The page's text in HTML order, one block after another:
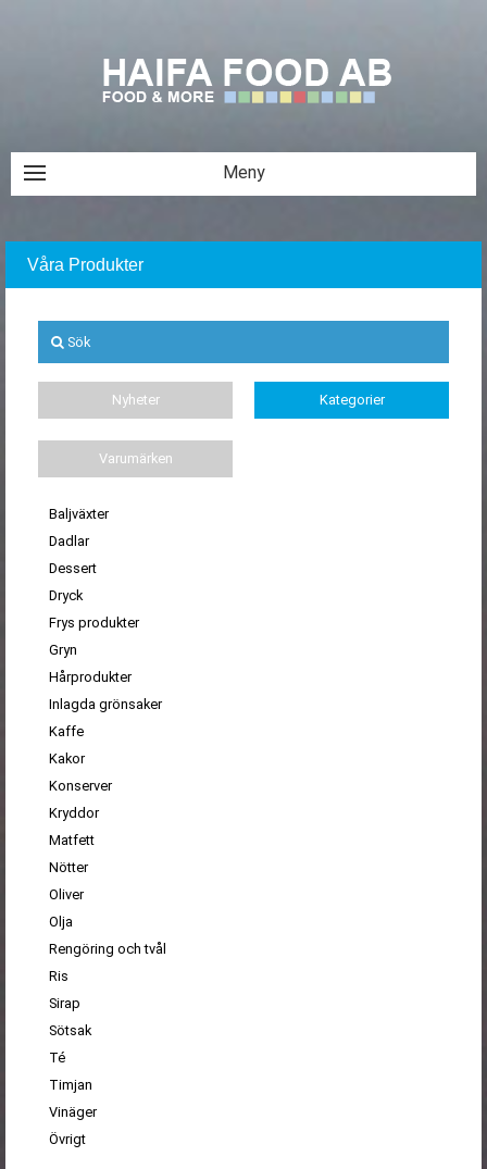
Våra Produkter
Sök
Nyheter Kategorier
Varumärken
Baljväxter
Dadlar
Dessert
Dryck
Frys produkter
Gryn
Hårprodukter
Inlagda grönsaker
Kaffe
Kakor
Konserver
Kryddor
Matfett
Nötter
Oliver
Olja
Rengöring och tvål
Ris
Sirap
Sötsak
Té
Timjan
Vinäger
Övrigt